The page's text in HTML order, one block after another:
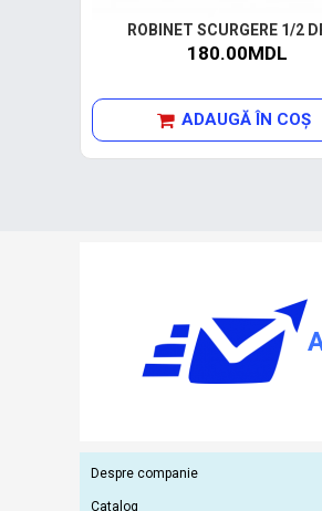
ROBINET SCURGERE 1/2
180.00MDL
ADAUGĂ ÎN COŞ
Despre companie
Catalog